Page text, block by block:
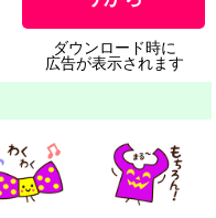
ダウンロード時に
広告が表示されます